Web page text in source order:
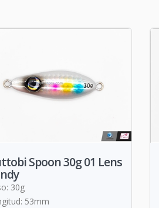
Spoon 30g 01 Lens
30g
53mm